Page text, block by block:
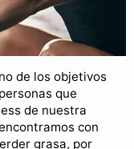
de los objetivos
que
de nuestra
con
grasa, por